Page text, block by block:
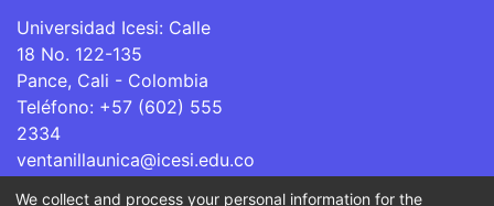
Universidad Icesi: Calle
18 No. 122-135
Pance, Cali - Colombia
Teléfono: +57 (602) 555
2334
ventanillaunica@icesi.edu.co
We collect and process your personal information for the